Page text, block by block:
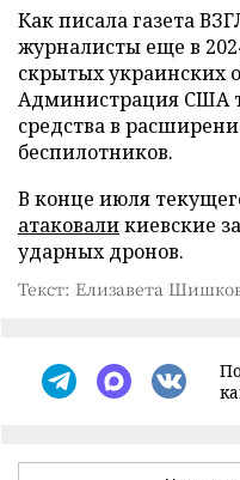
Как писала газета
журналисты еще в
скрытых украинских
Администрация США
средства в
беспилотников.
В конце июля
атаковаликиевские
ударных дронов.
Текст: Елизавета